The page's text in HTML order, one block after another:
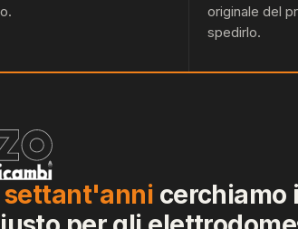
originale del
spedirlo.
settant'anni cerchiamo